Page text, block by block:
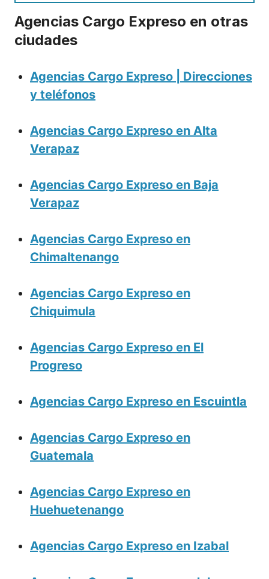
Agencias Cargo Expreso en otras
ciudades
Agencias Cargo Expreso | Direcciones
y teléfonos
Agencias Cargo Expreso en Alta
Verapaz
Agencias Cargo Expreso en Baja
Verapaz
Agencias Cargo Expreso en
Chimaltenango
Agencias Cargo Expreso en
Chiquimula
Agencias Cargo Expreso en El
Progreso
Agencias Cargo Expreso en Escuintla
Agencias Cargo Expreso en
Guatemala
Agencias Cargo Expreso en
Huehuetenango
Agencias Cargo Expreso en Izabal